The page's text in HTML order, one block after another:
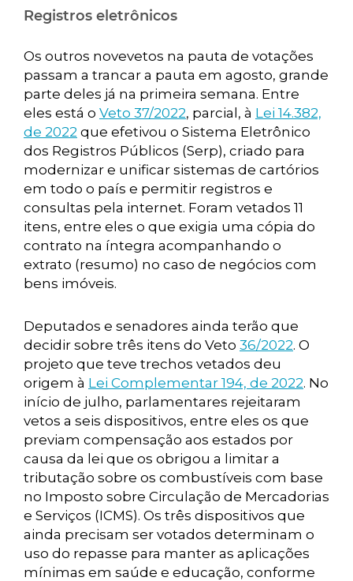
Registros eletrônicos
Os outros novevetos na pauta de votações
passam a trancar a pauta em agosto, grande
parte deles já na primeira semana. Entre
eles está o Veto 37/2022, parcial, à Lei 14.382,
de 2022 que efetivou o Sistema Eletrônico
dos Registros Públicos (Serp), criado para
modernizar e unificar sistemas de cartórios
em todo o país e permitir registros e
consultas pela internet. Foram vetados 11
itens, entre eles o que exigia uma cópia do
contrato na íntegra acompanhando o
extrato (resumo) no caso de negócios com
bens imóveis.
Deputados e senadores ainda terão que
decidir sobre três itens do Veto 36/2022. O
projeto que teve trechos vetados deu
origem à Lei Complementar 194, de 2022. No
início de julho, parlamentares rejeitaram
vetos a seis dispositivos, entre eles os que
previam compensação aos estados por
causa da lei que os obrigou a limitar a
tributação sobre os combustíveis com base
no Imposto sobre Circulação de Mercadorias
e Serviços (ICMS). Os três dispositivos que
ainda precisam ser votados determinam o
uso do repasse para manter as aplicações
mínimas em saúde e educação, conforme